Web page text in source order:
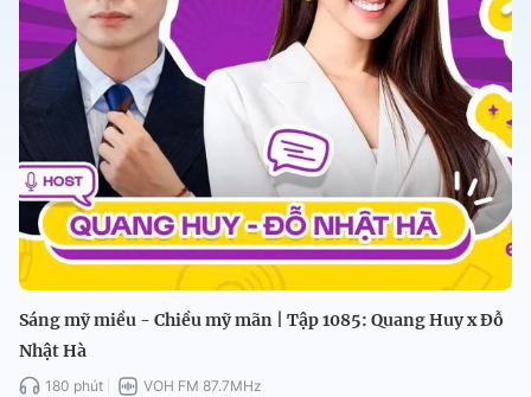
Sáng mỹ miều - Chiều mỹ mãn | Tập 1085: Quang Huy x Đỗ
Nhật Hà
180 phút VOH FM 87.7MHz